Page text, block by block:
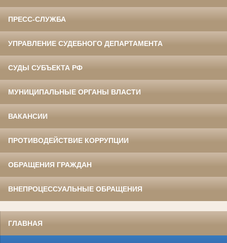
ПРЕСС-СЛУЖБА
УПРАВЛЕНИЕ СУДЕБНОГО ДЕПАРТАМЕНТА
СУДЫ СУБЪЕКТА РФ
МУНИЦИПАЛЬНЫЕ ОРГАНЫ ВЛАСТИ
ВАКАНСИИ
ПРОТИВОДЕЙСТВИЕ КОРРУПЦИИ
ОБРАЩЕНИЯ ГРАЖДАН
ВНЕПРОЦЕССУАЛЬНЫЕ ОБРАЩЕНИЯ
ГЛАВНАЯ